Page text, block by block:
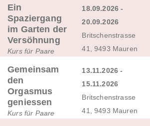
Ein
Spaziergang
im Garten der
Versöhnung
Kurs für Paare
18.09.2026 -
20.09.2026
Britschenstrasse
41, 9493 Mauren
Gemeinsam
den
Orgasmus
geniessen
Kurs für Paare
13.11.2026 -
15.11.2026
Britschenstrasse
41, 9493 Mauren